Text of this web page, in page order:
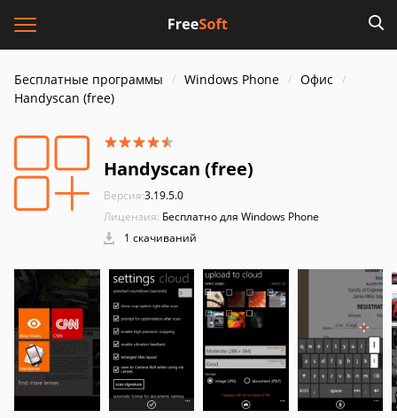
Бесплатные программы Windows Phone
Офис
Handyscan (free)
Handyscan (free)
Версия:3.19.5.0
Лицензия: Бесплатно для Windows Phone
1 скачиваний